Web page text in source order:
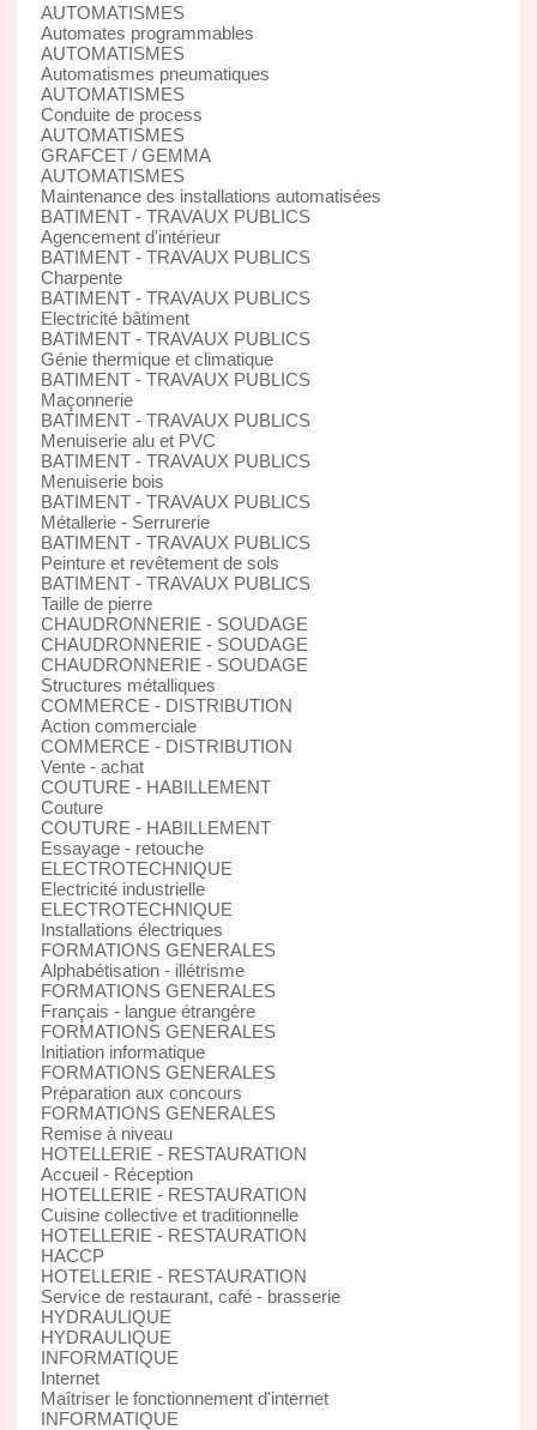
AUTOMATISMES
Automates programmables
AUTOMATISMES
Automatismes pneumatiques
AUTOMATISMES
Conduite de process
AUTOMATISMES
GRAFCET / GEMMA
AUTOMATISMES
Maintenance des installations automatisées
BATIMENT - TRAVAUX PUBLICS
Agencement d'intérieur
BATIMENT - TRAVAUX PUBLICS
Charpente
BATIMENT - TRAVAUX PUBLICS
Electricité bâtiment
BATIMENT - TRAVAUX PUBLICS
Génie thermique et climatique
BATIMENT - TRAVAUX PUBLICS
Maçonnerie
BATIMENT - TRAVAUX PUBLICS
Menuiserie alu et PVC
BATIMENT - TRAVAUX PUBLICS
Menuiserie bois
BATIMENT - TRAVAUX PUBLICS
Métallerie - Serrurerie
BATIMENT - TRAVAUX PUBLICS
Peinture et revêtement de sols
BATIMENT - TRAVAUX PUBLICS
Taille de pierre
CHAUDRONNERIE - SOUDAGE
CHAUDRONNERIE - SOUDAGE
CHAUDRONNERIE - SOUDAGE
Structures métalliques
COMMERCE - DISTRIBUTION
Action commerciale
COMMERCE - DISTRIBUTION
Vente - achat
COUTURE - HABILLEMENT
Couture
COUTURE - HABILLEMENT
Essayage - retouche
ELECTROTECHNIQUE
Electricité industrielle
ELECTROTECHNIQUE
Installations électriques
FORMATIONS GENERALES
Alphabétisation - illétrisme
FORMATIONS GENERALES
Français - langue étrangère
FORMATIONS GENERALES
Initiation informatique
FORMATIONS GENERALES
Préparation aux concours
FORMATIONS GENERALES
Remise à niveau
HOTELLERIE - RESTAURATION
Accueil - Réception
HOTELLERIE - RESTAURATION
Cuisine collective et traditionnelle
HOTELLERIE - RESTAURATION
HACCP
HOTELLERIE - RESTAURATION
Service de restaurant, café - brasserie
HYDRAULIQUE
HYDRAULIQUE
INFORMATIQUE
Internet
Maîtriser le fonctionnement d'internet
INFORMATIQUE